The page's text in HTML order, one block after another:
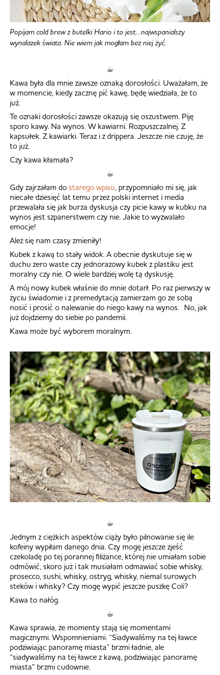
Popijam cold brew z butelki Hario i to jest…najwspanialszy
wynalazek świata. Nie wiem jak mogłam bez niej żyć.
☕︎
Kawa była dla mnie zawsze oznaką dorosłości. Uważałam, że
w momencie, kiedy zacznę pić kawę, będę wiedziała, że to
już.
Te oznaki dorosłości zawsze okazują się oszustwem. Piję
sporo kawy. Na wynos. W kawiarni. Rozpuszczalnej. Z
kapsułek. Z kawiarki. Teraz i z drippera. Jeszcze nie czuję, że
to już.
Czy kawa kłamała?
☕︎
Gdy zajrzałam do starego wpisu, przypomniało mi się, jak
niecałe dziesięć lat temu przez polski internet i media
przewalała się jak burza dyskusja czy picie kawy w kubku na
wynos jest szpanerstwem czy nie. Jakie to wyzwalało
emocje!
Ależ się nam czasy zmieniły!
Kubek z kawą to stały widok. A obecnie dyskutuje się w
duchu zero waste czy jednorazowy kubek z plastiku jest
moralny czy nie. O wiele bardziej wolę tą dyskusję.
A mój nowy kubek właśnie do mnie dotarł. Po raz pierwszy w
życiu świadomie i z premedytacją zamierzam go ze sobą
nosić i prosić o nalewanie do niego kawy na wynos. No, jak
już dojdziemy do siebie po pandemii.
Kawa może być wyborem moralnym.
☕︎
Jednym z ciężkich aspektów ciąży było pilnowanie się ile
kofeiny wypiłam danego dnia. Czy mogę jeszcze zjeść
czekoladę po tej porannej filiżance, której nie umiałam sobie
odmówić, skoro już i tak musiałam odmawiać sobie whisky,
prosecco, sushi, whisky, ostryg, whisky, niemal surowych
steków i whisky? Czy mogę wypić jeszcze puszkę Coli?
Kawa to nałóg.
☕︎
Kawa sprawia, że momenty stają się momentami
magicznymi. Wspomnieniami. “Siadywaliśmy na tej ławce
podziwiając panoramę miasta” brzmi ładnie, ale
“siadywaliśmy na tej ławce z kawą, podziwiając panoramę
miasta” brzmi cudownie.